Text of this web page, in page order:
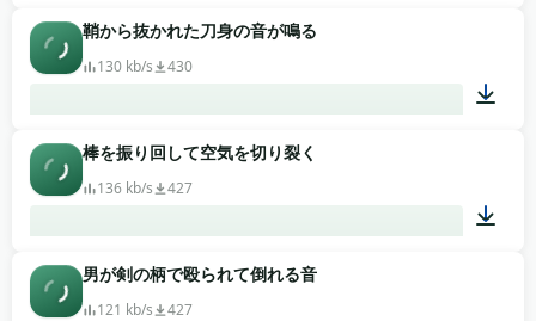
鞘から抜かれた刀身の音が鳴る
130 kb/s 430
棒を振り回して空気を切り裂く
136 kb/s 427
男が剣の柄で殴られて倒れる音
121 kb/s 427